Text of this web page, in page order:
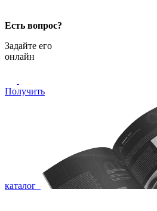
Есть вопрос?
Задайте его
онлайн
Получить
каталог